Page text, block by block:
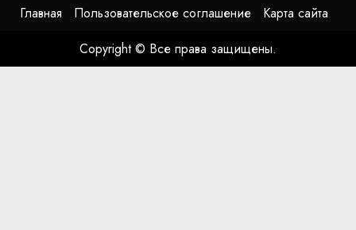
Главная Пользовательское соглашение
Карта сайта
Copyright © Все права защищены.